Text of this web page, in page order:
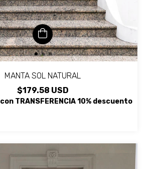
MANTA SOL NATURAL
$179.58 USD
con TRANSFERENCIA 10% descuento